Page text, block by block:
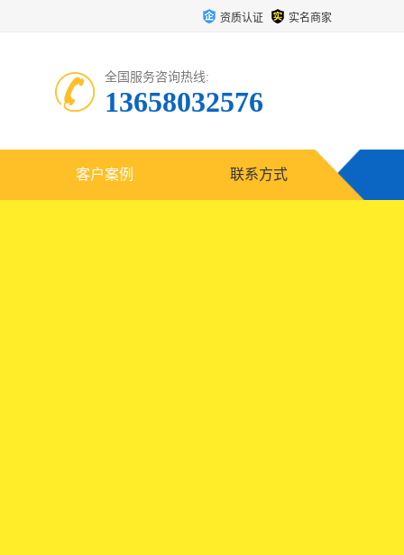
资质认证 实名商家
全国服务咨询热线:
13658032576
客户案例 联系方式